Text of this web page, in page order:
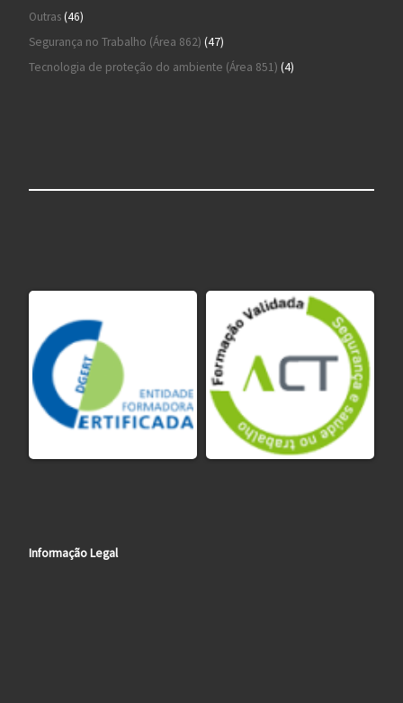
Outras 4646 produtos
Segurança no Trabalho (Área 862) 4747 produtos
Tecnologia de proteção do ambiente (Área 851) 44 produtos
Informação Legal